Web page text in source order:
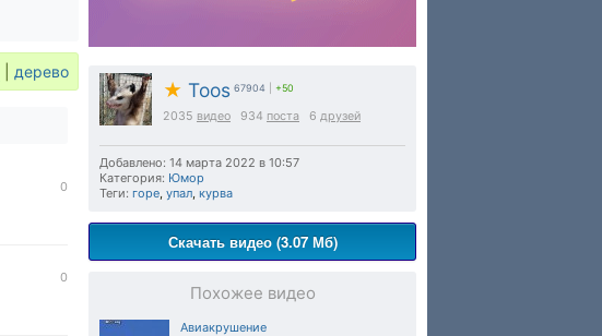
★ Toos 67904 +50
2035 видео 934 поста 6 друзей
Добавлено: 14 марта 2022 в 10:57
Категория: Юмор
Теги: горе, упал, курва
Скачать видео (3.07 Мб)
Похожее видео
Авиакрушение
дерево
0
0